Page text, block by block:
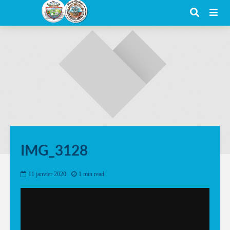
IMG_3128
11 janvier 2020 1 min read